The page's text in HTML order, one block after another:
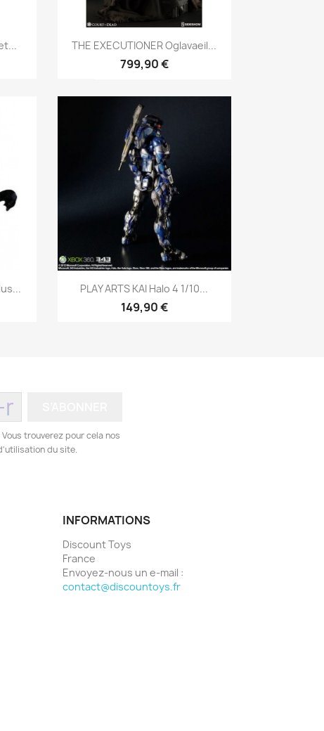
Aperçu rapide
THE EXECUTIONER Oglavaeil...
799,90 €
Aperçu rapide
PLAY ARTS KAI Halo 4 1/10...
149,90 €
trouverez pour cela nos
du site.
INFORMATIONS
Discount Toys
France
Envoyez-nous un e-mail :
contact@discountoys.fr